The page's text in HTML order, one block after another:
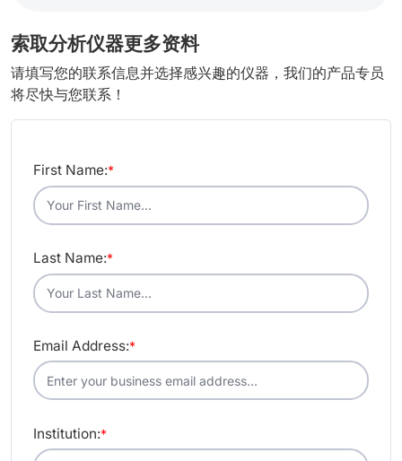
索取分析仪器更多资料
请填写您的联系信息并选择感兴趣的仪器，我们的产品专员
将尽快与您联系！
*
First Name:
*
Last Name:
*
Email Address:
*
Institution: